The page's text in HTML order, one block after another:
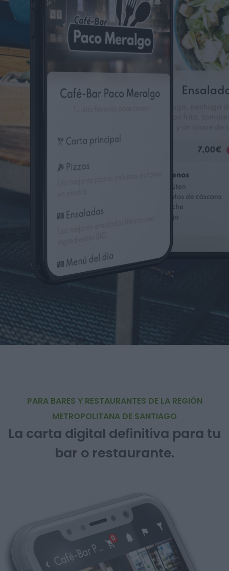
PARA BARES Y RESTAURANTES DE LA REGIÓN
METROPOLITANA DE SANTIAGO
La carta digital definitiva para tu
bar o restaurante.